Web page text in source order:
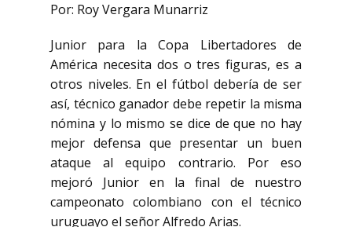
Por: Roy Vergara Munarriz
Junior para la Copa Libertadores de
América necesita dos o tres figuras, es a
otros niveles. En el fútbol debería de ser
así, técnico ganador debe repetir la misma
nómina y lo mismo se dice de que no hay
mejor defensa que presentar un buen
ataque al equipo contrario. Por eso
mejoró Junior en la final de nuestro
campeonato colombiano con el técnico
uruguayo el señor Alfredo Arias.